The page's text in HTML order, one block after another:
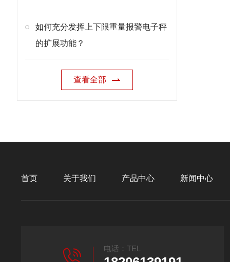
如何充分发挥上下限重量报警电子秤
的扩展功能？
查看全部
首页 关于我们 产品中心 新闻中心
电话：TEL